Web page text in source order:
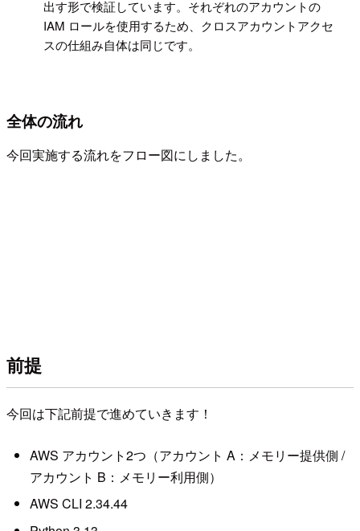
出す形で検証しています。それぞれのアカウントの
IAM ロールを使用するため、クロスアカウントアクセ
スの仕組み自体は同じです。
全体の流れ
今回実施する流れをフロー図にしました。
前提
今回は下記前提で進めていきます！
AWS アカウント2つ（アカウント A：メモリー提供側 /
アカウント B：メモリー利用側）
AWS CLI 2.34.44